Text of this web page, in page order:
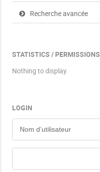
Recherche avancée
STATISTICS / PERMISSIONS
Nothing to display.
LOGIN